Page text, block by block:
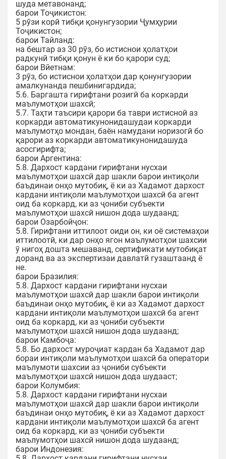
шуда метавонанд;
барои Тоҷикистон:
5 рӯзи корӣ тибқи қонунгузории Ҷумҳурии
Тоҷикистон;
барои Тайланд:
на бештар аз 30 рӯз, бо истиснои ҳолатҳои
радкунӣ тибқи қонун ё ки бо қарори суд;
барои Вйетнам:
3 рӯз, бо истиснои ҳолатҳои дар қонунгузории
амалкунанда пешбинигардида;
5.6. Баргашта гирифтани розигӣ ба коркарди
маълумотҳои шахсӣ;
5.7. Таҳти таъсири қарори ба таври истисноӣ аз
коркарди автоматикунонидашудаи коркарди
маълумотҳо мондан, баён намудани норизогӣ бо
қарори аз коркарди автоматикунонидашуда
асосгирифта;
барои Аргентина:
5.8. Дархост кардани гирифтани нусхаи
маълумотҳои шахсӣ дар шакли барои интиқоли
баъдинаи онҳо мутобиқ, ё ки аз Хадамот дархост
кардани интиқоли маълумотҳои шахсӣ ба агент
оид ба коркард, ки аз ҷониби субъекти
маълумотҳои шахсӣ нишон дода шудаанд;
барои Озарбойҷон:
5.8. Гирифтани иттилоот оиди он, ки оё системаҳои
иттилоотӣ, ки дар онҳо ягон маълумотҳои шахсии
ӯ нигоҳ дошта мешаванд, сертификати мутобиқат
доранд ва аз экспертизаи давлатӣ гузаштаанд ё
не.
барои Бразилия:
5.8. Дархост кардани гирифтани нусхаи
маълумотҳои шахсӣ дар шакли барои интиқоли
баъдинаи онҳо мутобиқ, ё ки аз Хадамот дархост
кардани интиқоли маълумотҳои шахсӣ ба агент
оид ба коркард, ки аз ҷониби субъекти
маълумотҳои шахсӣ нишон дода шудаанд;
барои Камбоҷа:
5.8. Бо дархост муроҷиат кардан ба Хадамот дар
бораи интиқоли маълумотҳои шахсӣ ба оператори
маълумоти шахсии аз ҷониби субъекти
маълумотҳои шахсӣ нишон дода шудааст;
барои Колумбия:
5.8. Дархост кардани гирифтани нусхаи
маълумотҳои шахсӣ дар шакли барои интиқоли
баъдинаи онҳо мутобиқ, ё ки аз Хадамот дархост
кардани интиқоли маълумотҳои шахсӣ ба агент
оид ба коркард, ки аз ҷониби субъекти
маълумотҳои шахсӣ нишон дода шудаанд;
барои Индонезия: